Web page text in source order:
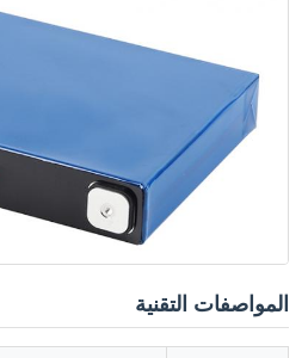
المواصفات التقنية